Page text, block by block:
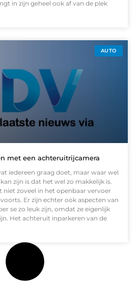
in zijn geheel ook af van de plek
AUTO
met een achteruitrijcamera
iedereen graag doet, maar waar wel
zijn is dat het wel zo makkelijk is.
niet zoveel in het openbaar vervoer
Er zijn echter ook aspecten van
se zo leuk zijn, omdat ze eigenlijk
Het achteruit inparkeren van de